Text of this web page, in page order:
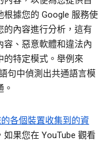
據您的 Google 服務使
的內容進行分析，這有
容、惡意軟體和違法內
的特定模式。舉例來
句中偵測出共通語言模
各個裝置收集到的資
如果您在 YouTube 觀看